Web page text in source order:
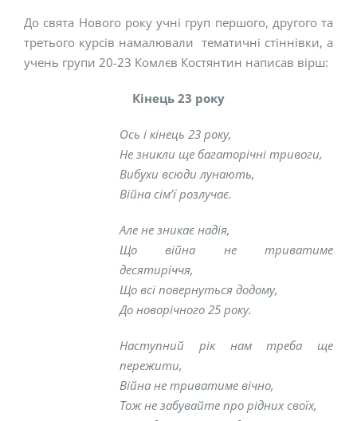
До свята Нового року учні груп першого, другого та
третього курсів намалювали тематичні стіннівки, а
учень групи 20-23 Комлєв Костянтин написав вірш:
Кінець 23 року
Ось і кінець 23 року,
Не зникли ще багаторічні тривоги,
Вибухи всюди лунають,
Війна сім’ї розлучає.
Але не зникає надія,
Що війна не триватиме
десятиріччя,
Що всі повернуться додому,
До новорічного 25 року.
Наступний рік нам треба ще
пережити,
Війна не триватиме вічно,
Тож не забувайте про рідних своїх,